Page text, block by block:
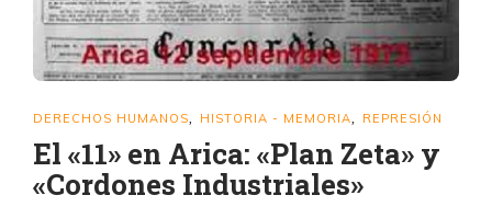
DERECHOS HUMANOS HISTORIA - MEMORIA REPRESIÓN
El «11» en Arica: «Plan Zeta» y
«Cordones Industriales»